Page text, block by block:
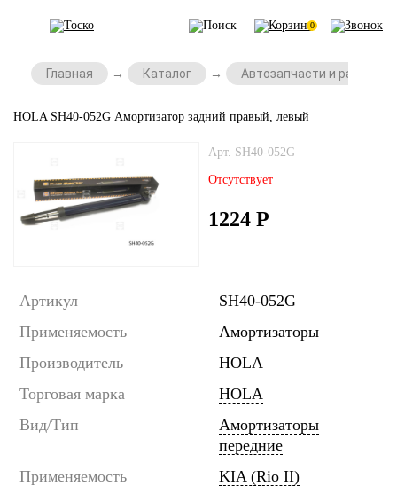
0
Главная Каталог Автозапчасти и
HOLA SH40-052G Амортизатор задний правый, левый
Арт. SH40-052G
Отсутствует
1224 Р
Артикул
SH40-052G
Применяемость
Амортизаторы
Производитель
HOLA
Торговая марка
HOLA
Вид/Тип
Амортизаторы
передние
Применяемость
KIA (Rio II)